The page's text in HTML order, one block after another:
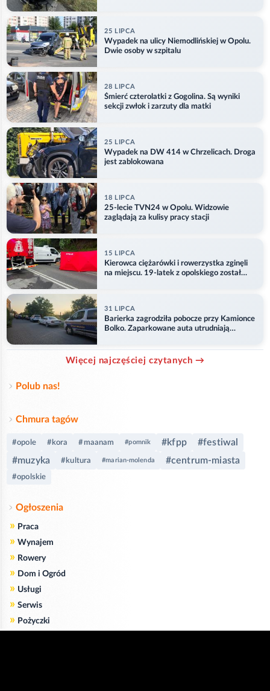
25 LIPCA
Wypadek na ulicy Niemodlińskiej w Opolu.
Dwie osoby w szpitalu
28 LIPCA
Śmierć czterolatki z Gogolina. Są wyniki
sekcji zwłok i zarzuty dla matki
25 LIPCA
Wypadek na DW 414 w Chrzelicach. Droga
jest zablokowana
18 LIPCA
25-lecie TVN24 w Opolu. Widzowie
zaglądają za kulisy pracy stacji
15 LIPCA
Kierowca ciężarówki i rowerzystka zginęli
na miejscu. 19-latek z opolskiego został
31 LIPCA
Barierka zagrodziła pobocze przy Kamionce
Bolko. Zaparkowane auta utrudniają
Więcej najczęściej czytanych →
Polub nas!
Chmura tagów
#opole #kora #maanam #pomnik #kfpp
#festiwal
#muzyka
#kultura #marian-molenda #centrum-miasta
#opolskie
Ogłoszenia
» Praca
» Wynajem
» Rowery
» Dom i Ogród
» Usługi
» Serwis
» Pożyczki